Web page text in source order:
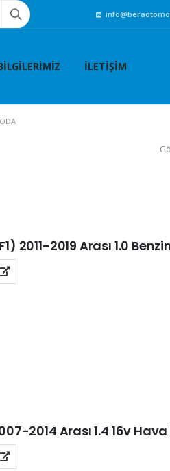
İLETIŞIM
2011-2019 Arası 1.0
2014 Arası 1.4 16v